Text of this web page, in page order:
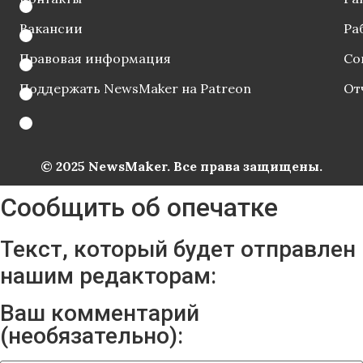
Вакансии
Правовая информация
Поддержать NewsMaker на Patreon
© 2025 NewsMaker. Все права защищены.
Сообщить об опечатке
Текст, который будет отправлен
нашим редакторам:
Ваш комментарий
(необязательно):